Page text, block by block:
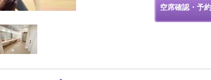
空席確認・予